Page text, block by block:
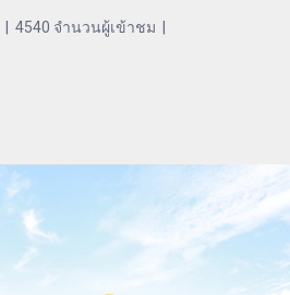
4540 จำนวนผู้เข้าชม